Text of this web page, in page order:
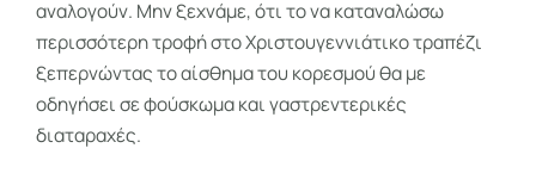
αναλογούν. Μην ξεχνάμε, ότι το να καταναλώσω
περισσότερη τροφή στο Χριστουγεννιάτικο τραπέζι
ξεπερνώντας το αίσθημα του κορεσμού θα με
οδηγήσει σε φούσκωμα και γαστρεντερικές
διαταραχές.